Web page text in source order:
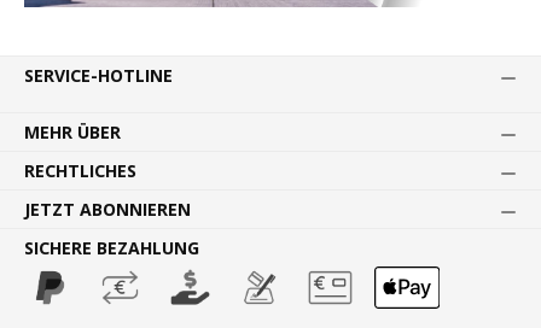
SERVICE-HOTLINE
MEHR ÜBER
RECHTLICHES
JETZT ABONNIEREN
SICHERE BEZAHLUNG